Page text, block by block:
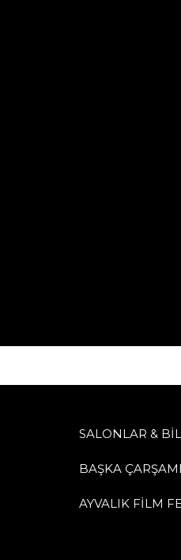
SALONLAR &
BAŞKA
AYVALIK FİLM